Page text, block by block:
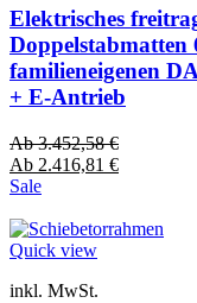
Elektrisches
Doppelstabmatten
familieneigenen
+ E-Antrieb
Ab3.452,58€
Ab 2.416,81 €
Sale
Quick view
inkl. MwSt.